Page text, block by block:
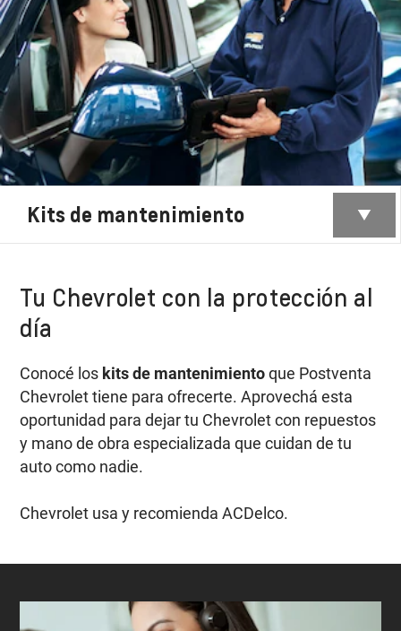
Kits de mantenimiento
Tu Chevrolet con la protección al
día
Conocé los kits de mantenimientoque Postventa
Chevrolet tiene para ofrecerte. Aprovechá esta
oportunidad para dejar tu Chevrolet con repuestos
y mano de obra especializada que cuidan de tu
auto como nadie.
Chevrolet usa y recomienda ACDelco.